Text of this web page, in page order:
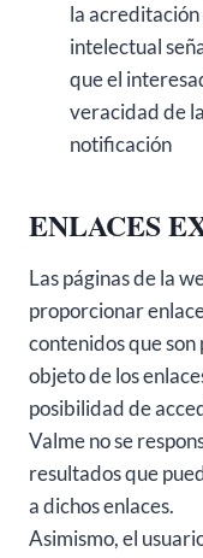
la
intelectual
que el
veracidad de
notificación
ENLACES
Las páginas de la
proporcionar
contenidos que
objeto de los
posibilidad de
Valme no se
resultados que
a dichos enlaces.
Asimismo, el